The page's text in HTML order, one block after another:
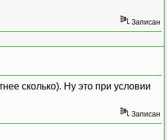
Записан
сколько). Ну это при условии
Записан